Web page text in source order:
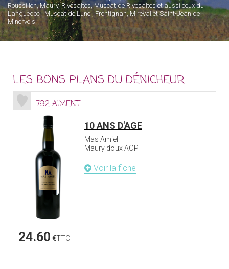
Roussillon, Maury, Rivesaltes, Muscat de Rivesaltes et aussi ceux du
Languedoc : Muscat de Lunel, Frontignan, Mireval et Saint-Jean de
Minervois
LES BONS PLANS DU DÉNICHEUR
792 AIMENT
10 ANS D'AGE
Mas Amiel
Maury doux AOP
Voir la fiche
24.60 €TTC